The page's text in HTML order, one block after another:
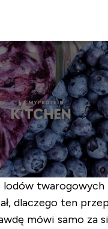
lodów twarogowych
dlaczego ten
mówi samo za